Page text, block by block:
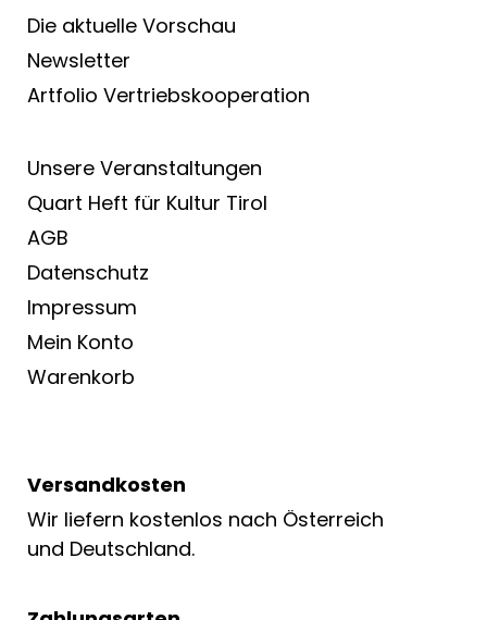
Die aktuelle Vorschau
Newsletter
Artfolio Vertriebs­kooperation
Unsere Veranstaltungen
Quart Heft für Kultur Tirol
AGB
Datenschutz
Impressum
Mein Konto
Warenkorb
Versandkosten
Wir liefern kostenlos nach Österreich
und Deutschland.